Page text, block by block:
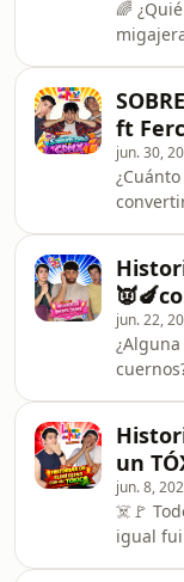
qué
qué
green f
🌈
muy
acepta
amor.
que
ft
jun. 30,
hablar
más
que
Fercho
como
jun. 22,
nos
las
llegado
un
jun. 8,
☠️🚩
igual